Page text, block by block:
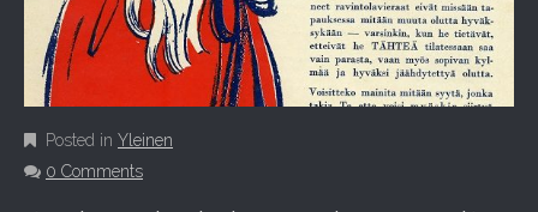
Posted in Yleinen
0 Comments